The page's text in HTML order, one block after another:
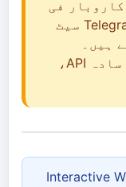
فی
آٹومیشن بلڈ (ایک بار Telegram سیٹ
— سادہ API،
Interactive